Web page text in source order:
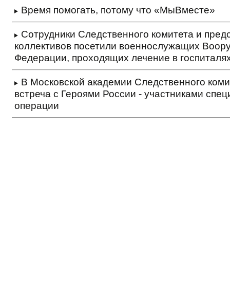
Время помогать, потому что «МыВместе»
Сотрудники Следственного комитета и
коллективов посетили военнослужащих
Федерации, проходящих лечение в
В Московской академии Следственного
встреча с Героями России - участниками
операции